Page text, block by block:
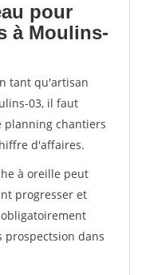
pour
à Moulins-
tant qu'artisan
03, il faut
planning chantiers
d'affaires.
à oreille peut
progresser et
prospectsion dans